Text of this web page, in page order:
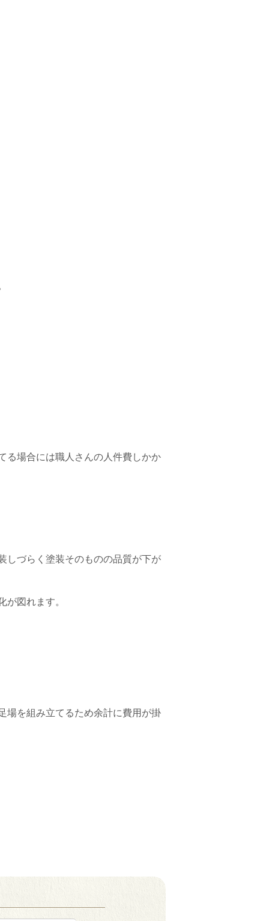
る場合には職人さんの人件費しかか
しづらく塗装そのものの品質が下が
図れます。
場を組み立てるため余計に費用が掛